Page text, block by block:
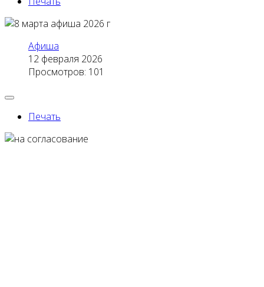
Афиша
12 февраля 2026
Просмотров: 101
Печать